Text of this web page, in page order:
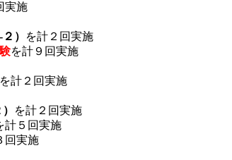
実施
）
を計２回実施
を計９回実施
を計２回実施
を計２回実施
計５回実施
回実施